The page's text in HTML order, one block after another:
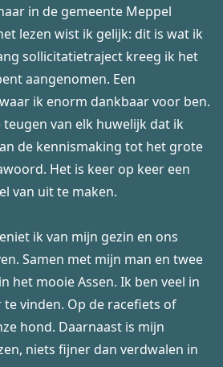
in de gemeente Meppel
lezen wist ik gelijk: dit is wat ik
sollicitatietraject kreeg ik het
aangenomen. Een
ik enorm dankbaar voor ben.
van elk huwelijk dat ik
de kennismaking tot het grote
Het is keer op keer een
van uit te maken.
ik van mijn gezin en ons
Samen met mijn man en twee
het mooie Assen. Ik ben veel in
vinden. Op de racefiets of
hond. Daarnaast is mijn
niets fijner dan verdwalen in